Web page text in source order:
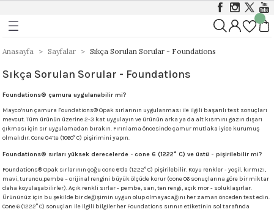
999 - 1305 °C
999-1305 °C
999 - 1046 °C
Foundations Sırları 999 - 1046
Opak
Mat
- 1046 °C
1046 °C
Stoneware 1186 - 1305 °C
Stoneware Klasik, Kristal ve Mat Sırlar
Stoneware Parlak (Gloss) Sırlar
Stoneware Engobe
Stoneware Şeffaf Sırlar
Sırlar 1030 - 1050 °C
Sırlar 1190 - 1230 °C
Sırlar 1030°C – 1050°C
- 1230 °C
Anasayfa Sayfalar Sıkça Sorulan Sorular - Foundations
Sıkça Sorulan Sorular - Foundations
Foundations® çamura uygulanabilir mi?
Mayco’nun çamura Foundations® Opak sırlarının uygulanması ile ilgili başarılı test sonuçları
mevcut. Tüm ürünün üzerine 2-3 kat uygulayın ve ürünün arka ya da alt kısmını gazın dışarı
çıkması için sır uygulamadan bırakın. Fırınlama öncesinde çamur mutlaka iyice kurumuş
olmalıdır. Cone 04’te (1060° C) pişirimini yapın.
Foundations® sırları yüksek derecelerde - cone 6 (1222° C) ve üstü - pişirilebilir mi?
Foundations® Opak sırlarının çoğu cone 6’da (1222° C) pişirilebilir. Koyu renkler - yeşil, kırmızı,
mavi, turuncu,pembe – orijinal rengini büyük ölçüde korur (cone 06 sonuçlarına göre bir miktar
daha koyulaşabilirler). Açık renkli sırlar - pembe, sarı, ten rengi, açık mor - soluklaşırlar.
Ürününüz için bu şekilde bir değişimin uygun olup olmayacağını her zaman önceden test edin.
Cone 6 (1222° C) sonuçları ile ilgili bilgiler her Foundations sırının etiketinin sol tarafında